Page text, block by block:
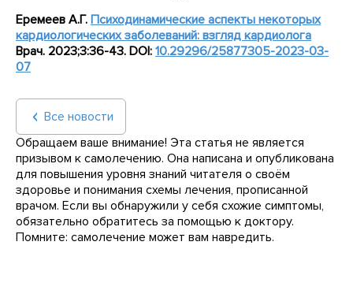
Еремеев А.Г. Психодинамические аспекты некоторых
кардиологических заболеваний: взгляд кардиолога
Врач. 2023;3:36-43. DOI: 10.29296/25877305-2023-03-
07
Все новости
Обращаем ваше внимание! Эта статья не является
призывом к самолечению. Она написана и опубликована
для повышения уровня знаний читателя о своём
здоровье и понимания схемы лечения, прописанной
врачом. Если вы обнаружили у себя схожие симптомы,
обязательно обратитесь за помощью к доктору.
Помните: самолечение может вам навредить.